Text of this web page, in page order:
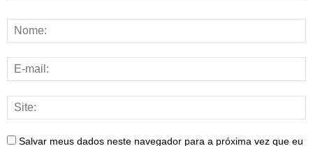
Salvar meus dados neste navegador para a próxima vez que eu